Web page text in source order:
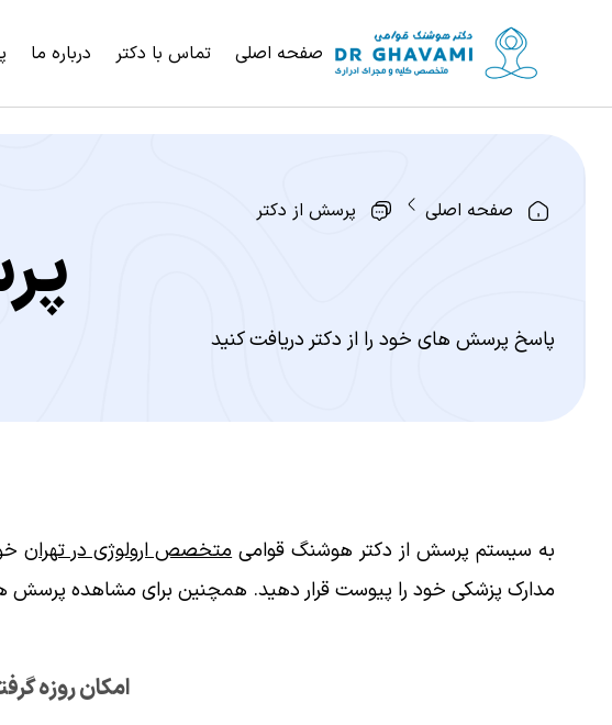
صفحه اصلی تماس با دکتر درباره ما
صفحه اصلی پرسش از دکتر
پاسخ پرسش های خود را از دکتر دریافت کنید
به سیستم پرسش از دکتر هوشنگ قوامیمتخصص ارولوژی در تهران
مدارک پزشکی خود را پیوست قرار دهید. همچنین برای مشاهده پرسش
امکان روزه